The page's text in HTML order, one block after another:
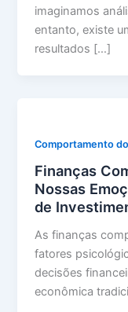
imaginamos
entanto, existe
resultados […]
Comportamento
Finanças
Nossas
de
As finanças
fatores
decisões
econômica